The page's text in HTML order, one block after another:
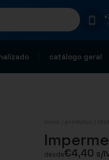
catálogo geral
início produtos
desde€4,40 s/